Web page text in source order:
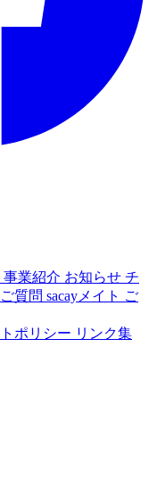
事業紹介 お知らせ チ
質問 sacayメイト ご
ポリシー リンク集